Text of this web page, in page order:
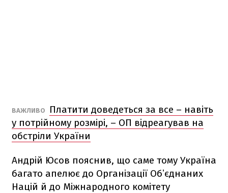
ВАЖЛИВО
Платити доведеться за все – навіть
у потрійному розмірі, – ОП відреагував на
обстріли України
Андрій Юсов пояснив, що саме тому Україна
багато апелює до Організації Обʼєднаних
Націй й до Міжнародного комітету